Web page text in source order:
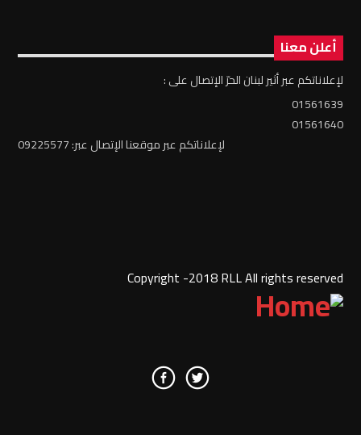
أعلن معنا
لإعلاناتكم عبر أثير لبنان الحرّ الإتصال على :
01561639
01561640
لإعلاناتكم عبر موقعنا الإتصال عبر: 09225577
Copyright -2018 RLL All rights reserved